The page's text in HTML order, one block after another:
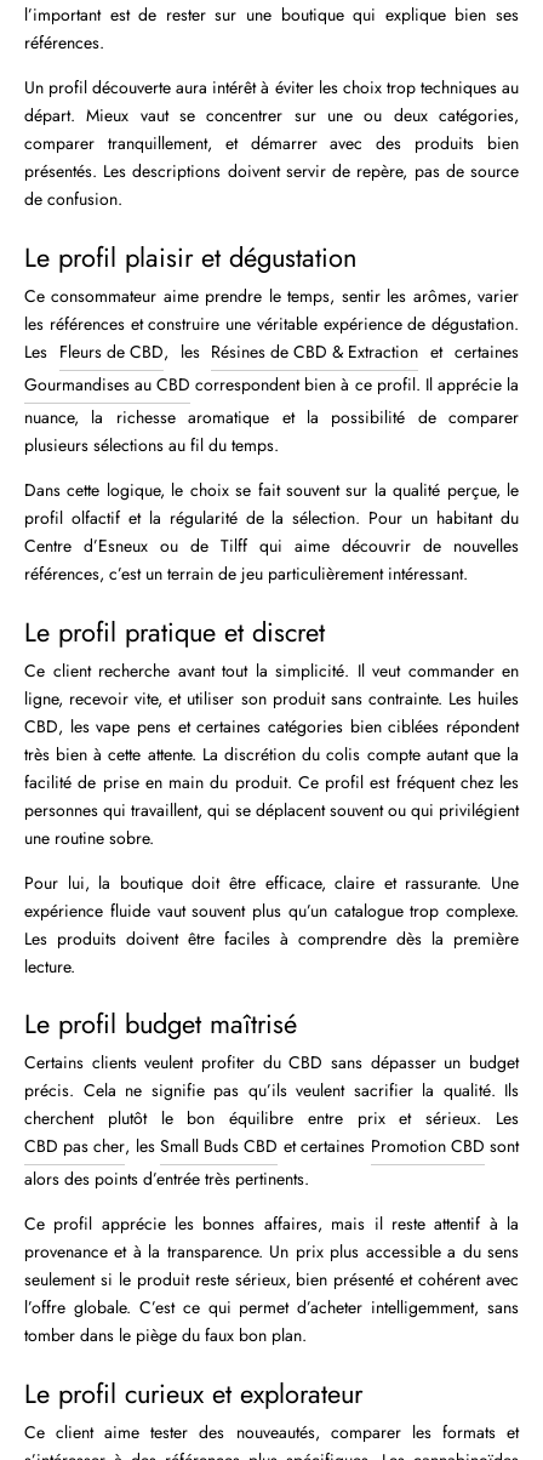
l’important est de rester sur une boutique qui explique bien ses
références.
Un profil découverte aura intérêt à éviter les choix trop techniques au
départ. Mieux vaut se concentrer sur une ou deux catégories,
comparer tranquillement, et démarrer avec des produits bien
présentés. Les descriptions doivent servir de repère, pas de source
de confusion.
Le profil plaisir et dégustation
Ce consommateur aime prendre le temps, sentir les arômes, varier
les références et construire une véritable expérience de dégustation.
Les Fleurs de CBD, les Résines de CBD & Extraction et certaines
Gourmandises au CBD correspondent bien à ce profil. Il apprécie la
nuance, la richesse aromatique et la possibilité de comparer
plusieurs sélections au fil du temps.
Dans cette logique, le choix se fait souvent sur la qualité perçue, le
profil olfactif et la régularité de la sélection. Pour un habitant du
Centre d’Esneux ou de Tilff qui aime découvrir de nouvelles
références, c’est un terrain de jeu particulièrement intéressant.
Le profil pratique et discret
Ce client recherche avant tout la simplicité. Il veut commander en
ligne, recevoir vite, et utiliser son produit sans contrainte. Les huiles
CBD, les vape pens et certaines catégories bien ciblées répondent
très bien à cette attente. La discrétion du colis compte autant que la
facilité de prise en main du produit. Ce profil est fréquent chez les
personnes qui travaillent, qui se déplacent souvent ou qui privilégient
une routine sobre.
Pour lui, la boutique doit être efficace, claire et rassurante. Une
expérience fluide vaut souvent plus qu’un catalogue trop complexe.
Les produits doivent être faciles à comprendre dès la première
lecture.
Le profil budget maîtrisé
Certains clients veulent profiter du CBD sans dépasser un budget
précis. Cela ne signifie pas qu’ils veulent sacrifier la qualité. Ils
cherchent plutôt le bon équilibre entre prix et sérieux. Les
CBD pas cher, les Small Buds CBD et certaines Promotion CBD sont
alors des points d’entrée très pertinents.
Ce profil apprécie les bonnes affaires, mais il reste attentif à la
provenance et à la transparence. Un prix plus accessible a du sens
seulement si le produit reste sérieux, bien présenté et cohérent avec
l’offre globale. C’est ce qui permet d’acheter intelligemment, sans
tomber dans le piège du faux bon plan.
Le profil curieux et explorateur
Ce client aime tester des nouveautés, comparer les formats et